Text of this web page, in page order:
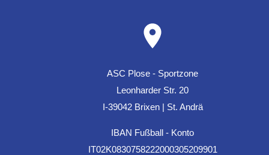
ASC Plose - Sportzone
Leonharder Str. 20
I-39042 Brixen | St. Andrä
IBAN Fußball - Konto
IT02K0830758222000305209901